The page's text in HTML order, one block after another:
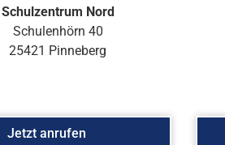
Schulzentrum Nord
Schulenhörn 40
25421 Pinneberg
Jetzt anrufen